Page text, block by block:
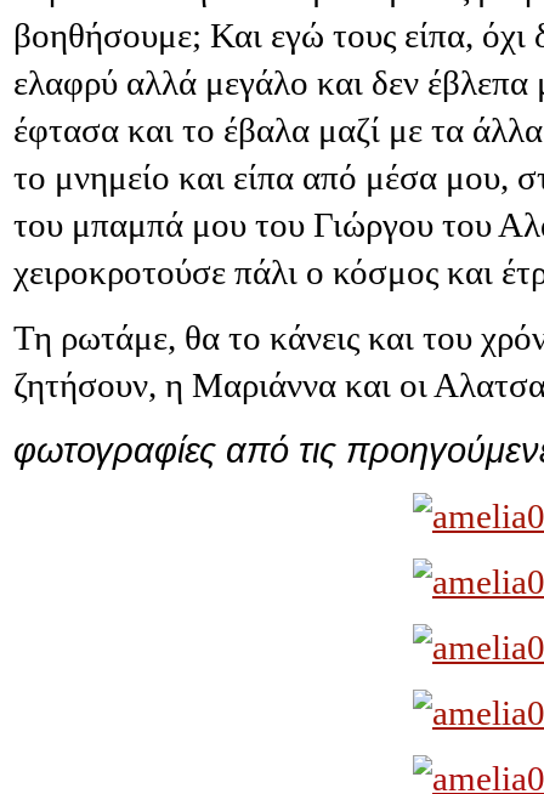
βοηθήσουμε; Και εγώ τους είπα, όχι
ελαφρύ αλλά μεγάλο και δεν
έφτασα και το έβαλα μαζί με τα
το μνημείο και είπα από μέσα μου,
του μπαμπά μου του Γιώργου του
χειροκροτούσε πάλι ο κόσμος και
Τη ρωτάμε, θα το κάνεις και του
ζητήσουν, η Μαριάννα και οι
φωτογραφίες από τις